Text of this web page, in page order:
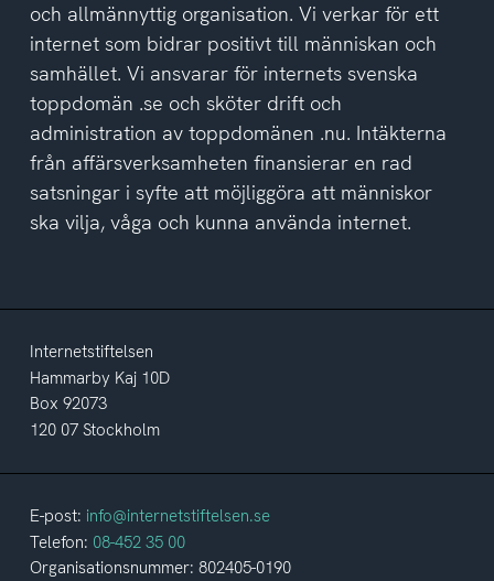
och allmännyttig organisation. Vi verkar för ett
internet som bidrar positivt till människan och
samhället. Vi ansvarar för internets svenska
toppdomän .se och sköter drift och
administration av toppdomänen .nu. Intäkterna
från affärsverksamheten finansierar en rad
satsningar i syfte att möjliggöra att människor
ska vilja, våga och kunna använda internet.
Internetstiftelsen
Hammarby Kaj 10D
Box 92073
120 07 Stockholm
E-post: info@internetstiftelsen.se
Telefon: 08-452 35 00
Organisationsnummer: 802405-0190